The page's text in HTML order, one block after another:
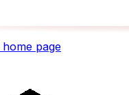
home page